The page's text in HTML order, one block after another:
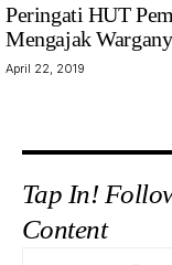
Peringati HUT
Mengajak
April 22, 2019
Tap In!
Content